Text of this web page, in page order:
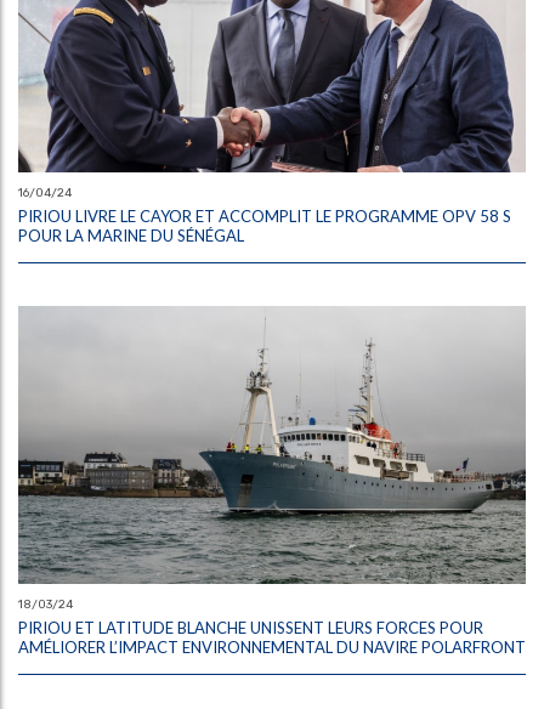
16/04/24
PIRIOU LIVRE LE CAYOR ET ACCOMPLIT LE PROGRAMME OPV 58 S
POUR LA MARINE DU SÉNÉGAL
18/03/24
PIRIOU ET LATITUDE BLANCHE UNISSENT LEURS FORCES POUR
AMÉLIORER L’IMPACT ENVIRONNEMENTAL DU NAVIRE POLARFRONT